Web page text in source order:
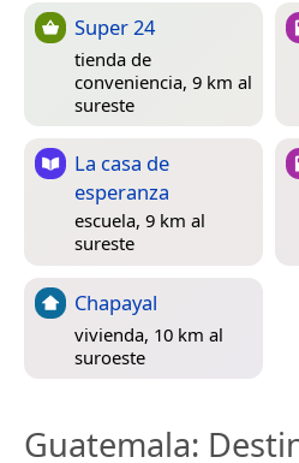
Super 24
tienda de
conveniencia, 9 km al
sureste
La casa de
esperanza
escuela, 9 km al
sureste
Chapayal
vivienda, 10 km al
suroeste
Guatemala: